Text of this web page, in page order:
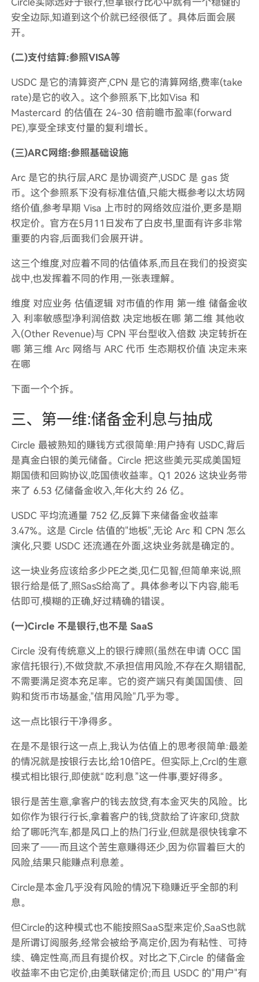
Circle实际远好于银行,但拿银行比心中就有一个稳健的
安全边际,知道到这个价就已经很低了。具体后面会展
开。
(二)支付结算:参照VISA等
USDC 是它的清算资产,CPN 是它的清算网络,费率(take
rate)是它的收入。这个参照系下,比如Visa 和
Mastercard 的估值在 24-30 倍前瞻市盈率(forward
PE),享受全球支付量的复利增长。
(三)ARC网络:参照基础设施
Arc 是它的执行层,ARC 是协调资产,USDC 是 gas 货
币。这个参照系下没有标准估值,只能大概参考以太坊网
络价值,参考早期 Visa 上市时的网络效应溢价,更多是期
权定价。官方在5月11日发布了白皮书,里面有许多非常
重要的内容,后面我们会展开讲。
这三个维度,对应着不同的估值体系,而且在我们的投资实
战中,也发挥着不同的作用,一张表理解。
维度 对应业务 估值逻辑 对市值的作用 第一维 储备金收
入 利率敏感型净利润倍数 决定地板在哪 第二维 其他收
入(Other Revenue)与 CPN 平台型收入倍数 决定转折在
哪 第三维 Arc 网络与 ARC 代币 生态期权价值 决定未来
在哪
下面一个个拆。
三、第一维:储备金利息与抽成
Circle 最被熟知的赚钱方式很简单:用户持有 USDC,背后
是真金白银的美元储备。Circle 把这些美元买成美国短
期国债和回购协议,吃国债收益率。Q1 2026 这块业务带
来了 6.53 亿储备金收入,年化大约 26 亿。
USDC 平均流通量 752 亿,反算下来储备金收益率
3.47%。这是 Circle 估值的"地板",无论 Arc 和 CPN 怎么
演化,只要 USDC 还流通在外面,这块业务就是确定的。
这一块业务应该给多少PE之类,见仁见智,但简单来说,照
银行给是低了,照SasS给高了。具体参考以下内容,能毛
估即可,模糊的正确,好过精确的错误。
(一)Circle 不是银行,也不是 SaaS
Circle 没有传统意义上的银行牌照(虽然在申请 OCC 国
家信托银行),不做贷款,不承担信用风险,不存在久期错配,
不需要满足资本充足率。它的资产端只有美国国债、回
购和货币市场基金,"信用风险"几乎为零。
这一点比银行干净得多。
在是不是银行这一点上,我认为估值上的思考很简单:最差
的情况就是按银行去比,给10倍PE。但实际上,Crcl的生意
模式相比银行,即使就“吃利息”这一件事,要好得多。
银行是苦生意,拿客户的钱去放贷,有本金灭失的风险。比
如你作为银行行长,拿着客户的钱,贷款给了许家印,贷款
给了哪吒汽车,都是风口上的热门行业,但就是很快钱拿不
回来了——而且这个苦生意赚得还少,因为你冒着巨大的
风险,结果只能赚点利息差。
Circle是本金几乎没有风险的情况下稳赚近乎全部的利
息。
但Circle的这种模式也不能按照SaaS型来定价,SaaS也就
是所谓订阅服务,经常会被给予高定价,因为有粘性、可持
续、确定性高,而且有提价权。对比之下,Circle 的储备金
收益率不由它定价,由美联储定价;而且 USDC 的"用户"有